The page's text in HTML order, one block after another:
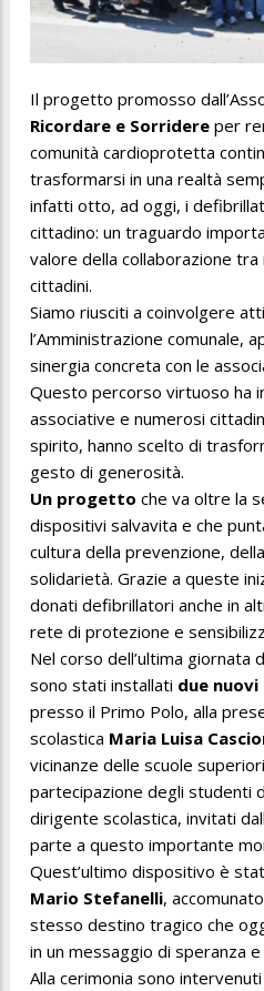
Il progetto promosso
Ricordare e Sorridere per
comunità cardioprotetta
trasformarsi in una realtà
infatti otto, ad oggi, i
cittadino: un traguardo
valore della collaborazione
cittadini.
Siamo riusciti a coinvolgere
l’Amministrazione comunale,
sinergia concreta con le
Questo percorso virtuoso ha
associative e numerosi
spirito, hanno scelto di
gesto di generosità.
Un progetto che va oltre la
dispositivi salvavita e che
cultura della prevenzione,
solidarietà. Grazie a queste
donati defibrillatori anche in
rete di protezione e
Nel corso dell’ultima giornata
sono stati installati due
presso il Primo Polo, alla
scolastica Maria Luisa
vicinanze delle scuole
partecipazione degli studenti
dirigente scolastica, invitati
parte a questo importante
Quest’ultimo dispositivo è
Mario Stefanelli,
stesso destino tragico che
in un messaggio di speranza
Alla cerimonia sono